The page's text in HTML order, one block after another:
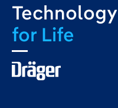
Technology
for Life